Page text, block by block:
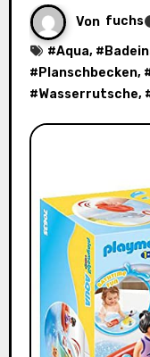
Von fuchs
#Aqua, #
# Planschbecken,
#Wasserrutsche,